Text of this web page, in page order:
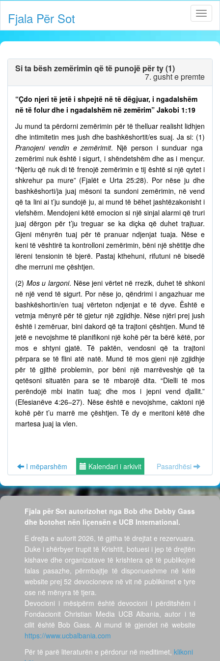
Fjala Për Sot
Si ta bësh zemërimin që të punojë për ty (1)
7. gusht e premte
“Çdo njeri të jetë i shpejtë në të dëgjuar, i ngadalshëm
në të folur dhe i ngadalshëm në zemërim” Jakobi 1:19
Ju mund ta përdorni zemërimin për të thelluar realisht lidhjen
dhe intimitetin mes jush dhe bashkëshortit/es suaj. Ja si: (1)
Pranojeni vendin e zemërimit. Një person i sunduar nga
zemërimi nuk është i sigurt, i shëndetshëm dhe as i mençur.
“Njeriu që nuk di të frenojë zemërimin e tij është si një qytet i
shkrehur pa mure” (Fjalët e Urta 25:28). Por nëse ju dhe
bashkëshorti/ja juaj mësoni ta sundoni zemërimin, në vend
që ta lini ai t’ju sundojë ju, ai mund të bëhet jashtëzakonisht i
vlefshëm. Mendojeni këtë emocion si një sinjal alarmi që truri
juaj dërgon për t’ju treguar se ka diçka që duhet trajtuar.
Gjeni mënyrën tuaj për të pranuar ndjenjat tuaja. Nëse e
keni të vështirë ta kontrolloni zemërimin, bëni një shëtitje dhe
lëreni tensionin të bjerë. Pastaj kthehuni, rifutuni në bisedë
dhe merruni me çështjen.
(2) Mos u largoni. Nëse jeni vërtet në rrezik, duhet të shkoni
në një vend të sigurt. Por nëse jo, qëndrimi i angazhuar me
bashkëshortin/en tuaj vërteton ndjenjat e të dyve. Është e
vetmja mënyrë për të gjetur një zgjidhje. Nëse njëri prej jush
është i zemëruar, bini dakord që ta trajtoni çështjen. Mund të
jetë e nevojshme të planifikoni një kohë për ta bërë këtë, por
mos e shtyni gjatë. Të paktën, vendosni që ta trajtoni
përpara se të flini atë natë. Mund të mos gjeni një zgjidhje
për të gjithë problemin, por bëni një marrëveshje që ta
qetësoni situatën para se të mbarojë dita. “Dielli të mos
perëndojë mbi inatin tuaj; dhe mos i jepni vend djallit.”
(Efesianëve 4:26–27). Nëse është e nevojshme, caktoni një
kohë për t’u marrë me çështjen. Të dy e meritoni këtë dhe
martesa juaj ia vlen.
I mëparshëm Kalendari i arkivit Pasardhësi
Fjala për Sot autorizohet nga Bob dhe Debby Gass
dhe botohet nën liçensën e UCB International.
E drejta e autorit 2026, të gjitha të drejtat e rezervuara.
Duke i shërbyer trupit të Krishtit, botuesi i jep të drejtën
kishave dhe organizatave të krishtera që të publikojnë
falas pasazhe, përmbajtje të disponueshme në këtë
website prej 52 devocioneve në vit në publikimet e tyre
ose në mënyra të tjera.
Devocioni i mësipërm është devocioni i përditshëm i
Fondacionit Christian Media UCB Albania, autor i të
cilit është Bob Gass. Ai mund të gjendet në website
https://www.ucbalbania.com
Për të parë literaturën e përdorur në meditimet, klikoni